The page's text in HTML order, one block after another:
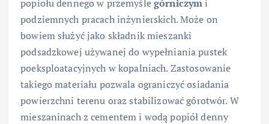
popiołu dennego w przemyślegórniczymi
podziemnych pracach inżynierskich. Może on
bowiem służyć jako składnik mieszanki
podsadzkowej używanej do wypełniania pustek
poeksploatacyjnych w kopalniach. Zastosowanie
takiego materiału pozwala ograniczyć osiadania
powierzchni terenu oraz stabilizować górotwór. W
mieszaninach z cementem i wodą popiół denny